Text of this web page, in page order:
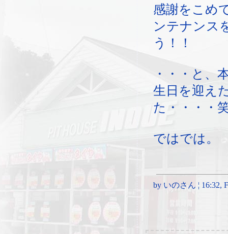
感謝をこめ
ンテナンス
う！！
・・・と、
生日を迎え
た・・・・
ではでは。
by いのさん ¦ 16:32,